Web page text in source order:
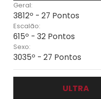
Geral:
3812º - 27 Pontos
Escalão:
615º - 32 Pontos
Sexo:
3035º - 27 Pontos
ULTRA